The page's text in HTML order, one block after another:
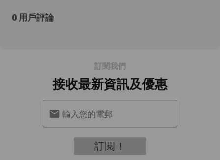
0 用戶評論
訂閱我們
接收最新資訊及優惠
輸入您的電郵
訂閱！